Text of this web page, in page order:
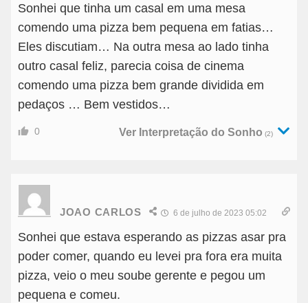
Sonhei que tinha um casal em uma mesa
comendo uma pizza bem pequena em fatias…
Eles discutiam… Na outra mesa ao lado tinha
outro casal feliz, parecia coisa de cinema
comendo uma pizza bem grande dividida em
pedaços … Bem vestidos…
0 Ver Interpretação do Sonho (2)
JOAO CARLOS 6 de julho de 2023 05:02
Sonhei que estava esperando as pizzas asar pra
poder comer, quando eu levei pra fora era muita
pizza, veio o meu soube gerente e pegou um
pequena e comeu.